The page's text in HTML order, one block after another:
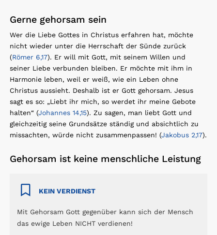
Gerne gehorsam sein
Wer die Liebe Gottes in Christus erfahren hat, möchte
nicht wieder unter die Herrschaft der Sünde zurück
(Römer 6,17). Er will mit Gott, mit seinem Willen und
seiner Liebe verbunden bleiben. Er möchte mit ihm in
Harmonie leben, weil er weiß, wie ein Leben ohne
Christus aussieht. Deshalb ist er Gott gehorsam. Jesus
sagt es so: „Liebt ihr mich, so werdet ihr meine Gebote
halten“ (Johannes 14,15). Zu sagen, man liebt Gott und
gleichzeitig seine Grundsätze ständig und absichtlich zu
missachten, würde nicht zusammenpassen! (Jakobus 2,17).
Gehorsam ist keine menschliche Leistung
KEIN VERDIENST
Mit Gehorsam Gott gegenüber kann sich der Mensch
das ewige Leben NICHT verdienen!